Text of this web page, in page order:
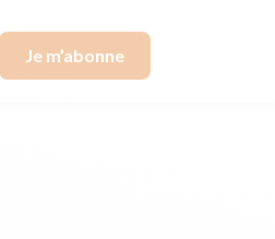
Je m’abonne